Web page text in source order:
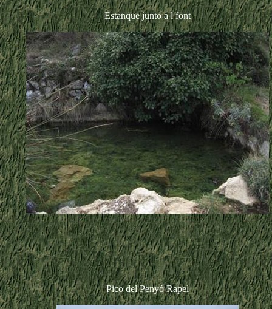
Estanque junto a l font
Pico del Penyó Rapel